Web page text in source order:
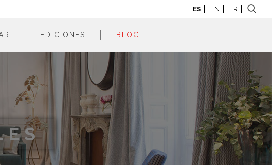
ES EN FR
EDICIONES
madrid 2025
madrid 2024
madrid 2023
madrid 2022
madrid 2021
madrid 2020
BLOG